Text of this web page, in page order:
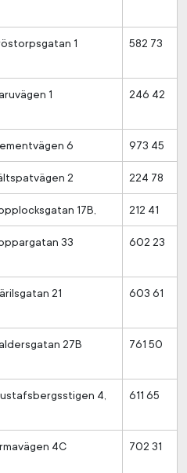
1 582 73
1 246 42
6 973 45
2 224 78
17B, 212 41
33 602 23
21 603 61
27B 761 50
4, 611 65
4C 702 31